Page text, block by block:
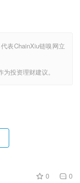
表ChainXiu链嗅网立
投资理财建议。
0 0